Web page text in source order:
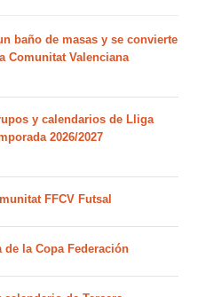
baño de masas y se convierte
Comunitat Valenciana
y calendarios de Lliga
2026/2027
FFCV Futsal
de la Copa Federación